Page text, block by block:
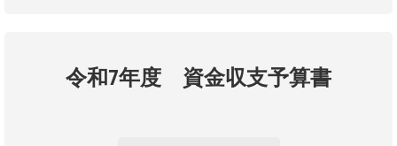
令和7年度 資金収支予算書